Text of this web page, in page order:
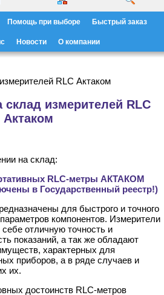
Помощь при выборе Быстрый заказ
Новости О компании
RLC Актаком
склад измерителей RLC
Актаком
на склад:
RLC-метры АКТАКОМ
в Государственный реестр!)
для быстрого и точного
компонентов. Измерители
отличную точность и
показаний, а так же обладают
характерных для
приборов, а в ряде случаев и
их.
достоинств RLC-метров